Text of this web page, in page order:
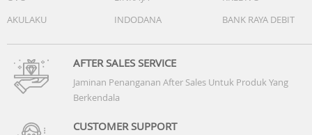
AKULAKU
INDODANA BANK RAYA DEBIT
AFTER SALES SERVICE
Jaminan Penanganan After Sales Untuk Produk Yang
Berkendala
CUSTOMER SUPPORT